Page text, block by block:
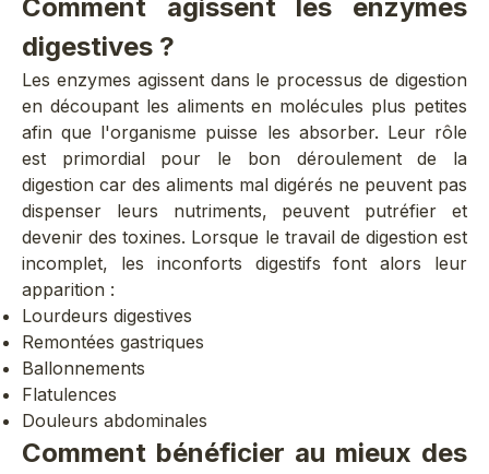
Comment agissent les enzymes
digestives ?
Les enzymes agissent dans le processus de digestion
en découpant les aliments en molécules plus petites
afin que l'organisme puisse les absorber. Leur rôle
est primordial pour le bon déroulement de la
digestion car des aliments mal digérés ne peuvent pas
dispenser leurs nutriments, peuvent putréfier et
devenir des toxines. Lorsque le travail de digestion est
incomplet, les inconforts digestifs font alors leur
apparition :
Lourdeurs digestives
Remontées gastriques
Ballonnements
Flatulences
Douleurs abdominales
Comment bénéficier au mieux des